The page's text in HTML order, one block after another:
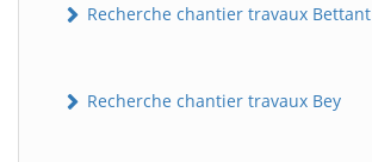
Recherche chantier travaux Bettant
Recherche chantier travaux Bey